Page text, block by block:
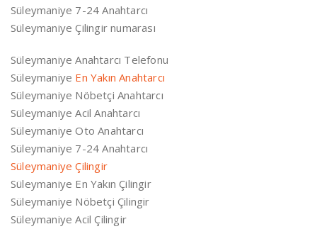
Süleymaniye 7-24 Anahtarcı
Süleymaniye Çilingir numarası
Süleymaniye Anahtarcı Telefonu
Süleymaniye En Yakın Anahtarcı
Süleymaniye Nöbetçi Anahtarcı
Süleymaniye Acil Anahtarcı
Süleymaniye Oto Anahtarcı
Süleymaniye 7-24 Anahtarcı
Süleymaniye Çilingir
Süleymaniye En Yakın Çilingir
Süleymaniye Nöbetçi Çilingir
Süleymaniye Acil Çilingir